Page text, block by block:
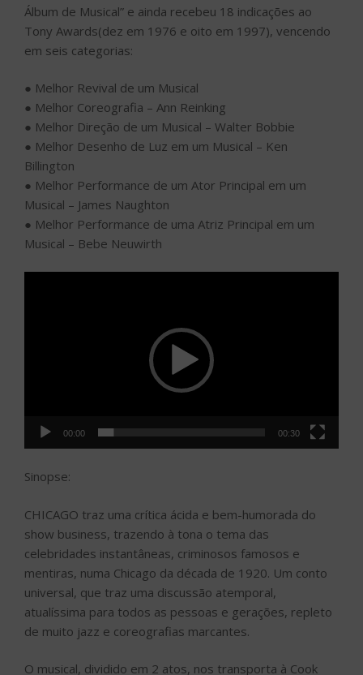
Álbum de Musical” e ainda recebeu 18 indicações ao
Tony Awards(dez em 1976 e oito em 1997), vencendo
em seis categorias:
● Melhor Revival de um Musical
● Melhor Coreografia – Ann Reinking
● Melhor Direção de um Musical – Walter Bobbie
● Melhor Desenho de Luz em um Musical – Ken
Billington
● Melhor Performance de um Ator Principal em um
Musical – James Naughton
● Melhor Performance de uma Atriz Principal em um
Musical – Bebe Neuwirth
00:00 00:30
Sinopse:
CHICAGO traz uma crítica ácida e bem-humorada do
show business, trazendo à tona o tema das
celebridades instantâneas, criminosos famosos e
mentiras, numa Chicago da década de 1920. Um conto
universal, que traz uma discussão atemporal,
atualíssima para todos as pessoas e gerações, repleto
de muito jazz e coreografias marcantes.
O musical, dividido em 2 atos, nos transporta à Cook